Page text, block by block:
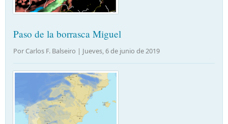
Paso de la borrasca Miguel
Por Carlos F. Balseiro | Jueves, 6 de junio de 2019